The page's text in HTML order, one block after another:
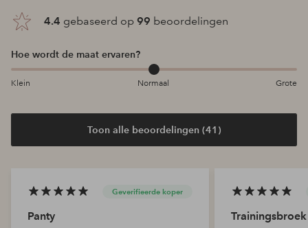
4.4 gebaseerd op 99 beoordelingen
Hoe wordt de maat ervaren?
Klein Normaal Grote
Toon alle beoordelingen (41)
Geverifieerde koper
Panty Trainingsbroek